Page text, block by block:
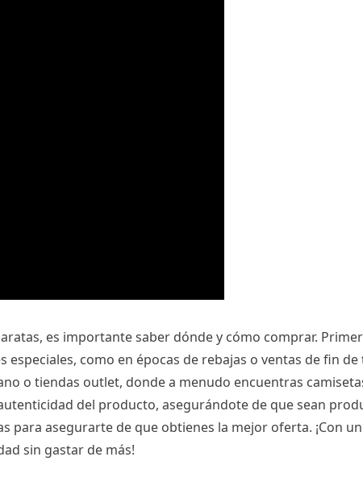
es importante saber dónde y cómo comprar.
como en épocas de rebajas o ventas de fin
o tiendas outlet, donde a menudo encuentras
del producto, asegurándote de que sean
para asegurarte de que obtienes la mejor oferta. ¡Con
sin gastar de más!